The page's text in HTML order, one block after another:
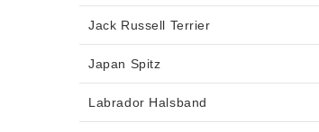
Jack Russell Terrier
Japan Spitz
Labrador Halsband